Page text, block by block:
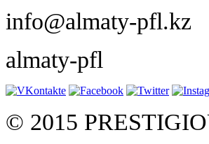
info@almaty-pfl.kz
almaty-pfl
© 2015